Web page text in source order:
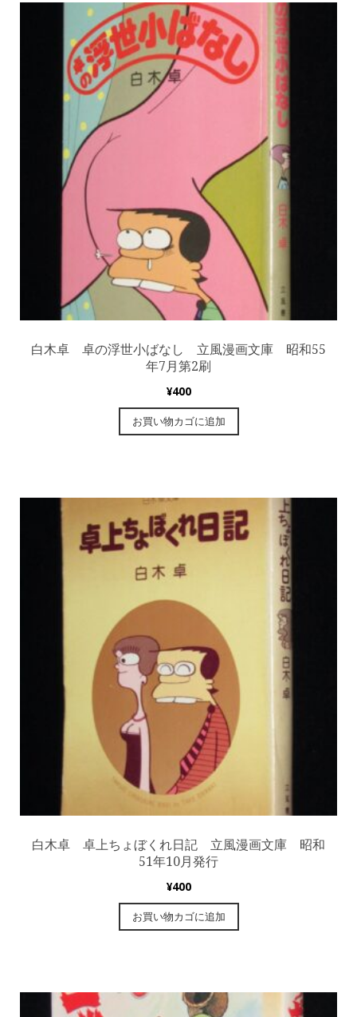
白木卓 卓の浮世小ばなし 立風漫画文庫 昭和55
年7月第2刷
¥400
お買い物カゴに追加
白木卓 卓上ちょぼくれ日記 立風漫画文庫 昭和
51年10月発行
¥400
お買い物カゴに追加